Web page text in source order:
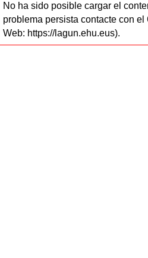
No ha sido posible cargar el
problema persista contacte con
Web: https://lagun.ehu.eus).